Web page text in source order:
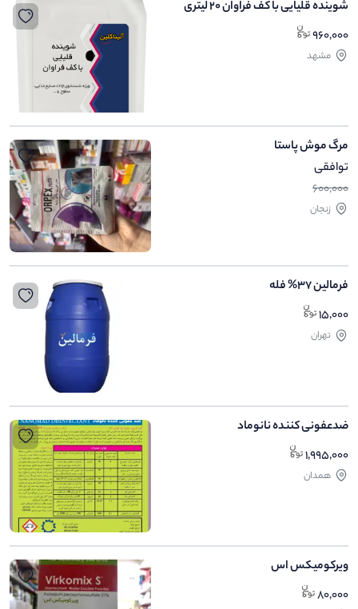
شوینده قلیایی با کف فراوان 20 لیتری
960,000
مشهد
مرگ موش پاستا
توافقی
600,000
زنجان
فرمالین 37% فله
15,000
تهران
ضدعفونی کننده نانوماد
1,995,000
همدان
ويركوميكس اس
80,000